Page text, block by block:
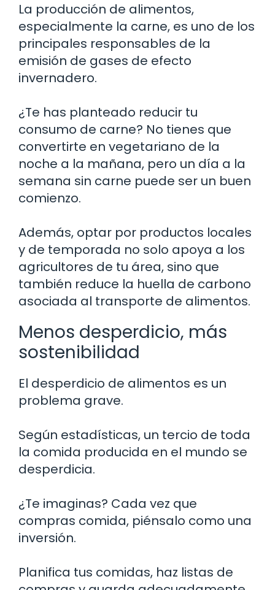
La producción de alimentos,
especialmente la carne, es uno de los
principales responsables de la
emisión de gases de efecto
invernadero.
¿Te has planteado reducir tu
consumo de carne? No tienes que
convertirte en vegetariano de la
noche a la mañana, pero un día a la
semana sin carne puede ser un buen
comienzo.
Además, optar por productos locales
y de temporada no solo apoya a los
agricultores de tu área, sino que
también reduce la huella de carbono
asociada al transporte de alimentos.
Menos desperdicio, más
sostenibilidad
El desperdicio de alimentos es un
problema grave.
Según estadísticas, un tercio de toda
la comida producida en el mundo se
desperdicia.
¿Te imaginas? Cada vez que
compras comida, piénsalo como una
inversión.
Planifica tus comidas, haz listas de